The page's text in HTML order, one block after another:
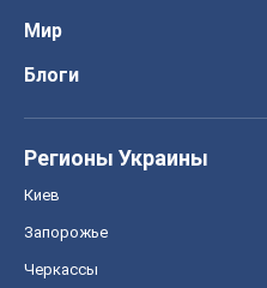
Мир
Блоги
Регионы Украины
Киев
Запорожье
Черкассы